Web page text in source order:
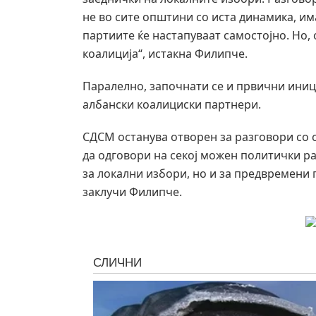
не во сите општини со иста динамика,
партиите ќе настапуваат самостојно.
коалиција“, истакна Филипче.
Паралелно, започнати се и првични
албански коалициски партнери.
СДСМ останува отворен за разговори со
да одговори на секој можен политички
за локални избори, но и за предвремени
заклучи Филипче.